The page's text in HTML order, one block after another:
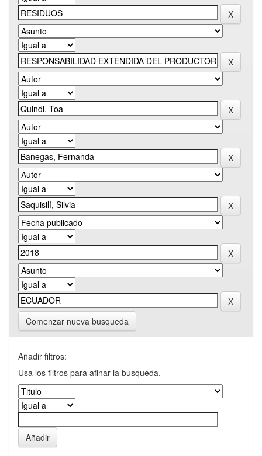
Comenzar nueva busqueda
Añadir filtros:
Usa los filtros para afinar la busqueda.